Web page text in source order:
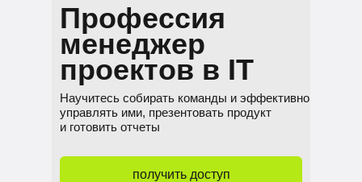
Профессия
менеджер
проектов в IT
Научитесь собирать команды и эффективно
управлять ими, презентовать продукт
и готовить отчеты
получить доступ